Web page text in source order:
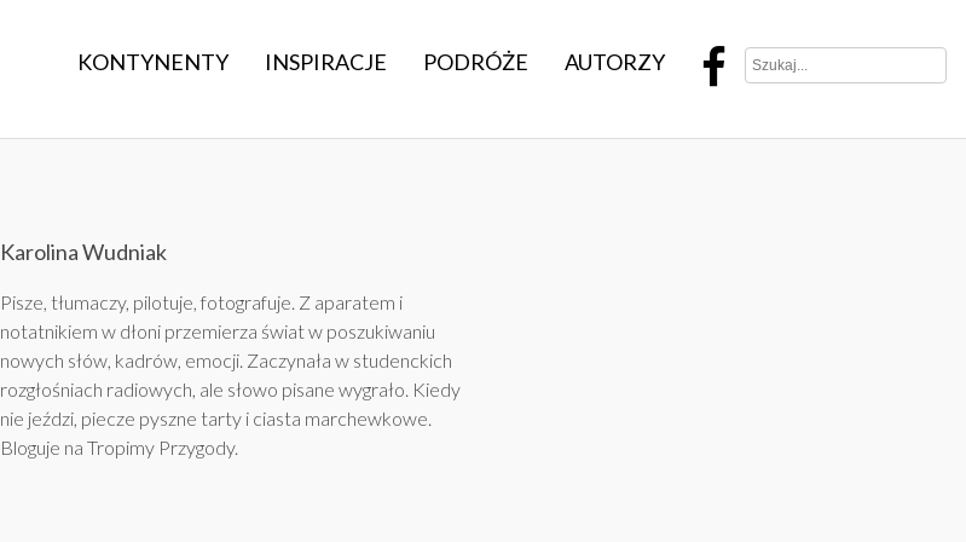
KONTYNENTY INSPIRACJE PODRÓŻE AUTORZY
Karolina Wudniak
Pisze, tłumaczy, pilotuje, fotografuje. Z aparatem i
notatnikiem w dłoni przemierza świat w poszukiwaniu
nowych słów, kadrów, emocji. Zaczynała w studenckich
rozgłośniach radiowych, ale słowo pisane wygrało. Kiedy
nie jeździ, piecze pyszne tarty i ciasta marchewkowe.
Bloguje na Tropimy Przygody.